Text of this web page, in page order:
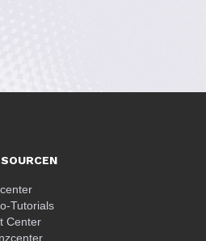
Tutorials
Center